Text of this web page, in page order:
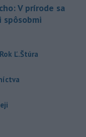
V prírode sa
spôsobmi
Rok Ľ.Štúra